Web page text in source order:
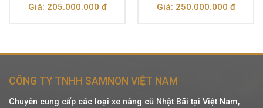
Giá: 205.000.000 đ
Giá: 250.000.000 đ
CÔNG TY TNHH SAMNON VIỆT NAM
Chuyên cung cấp các loại xe nâng cũ Nhật Bãi tại Việt Nam,